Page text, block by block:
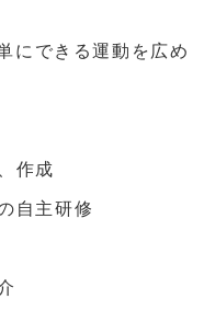
にできる運動を広め
作成
自主研修